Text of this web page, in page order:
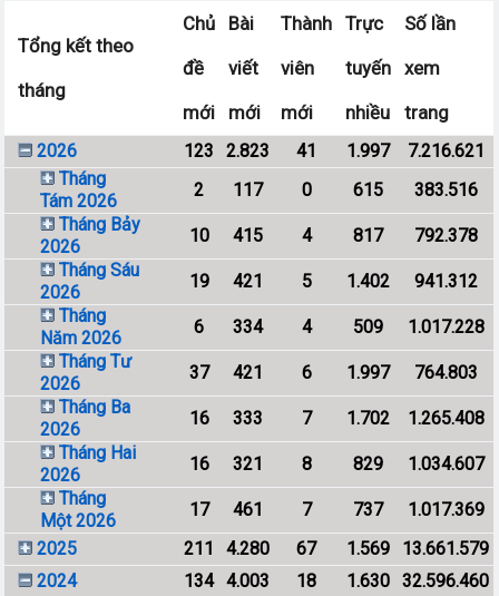
trên máy chủ của diễn đàn)
Tổng kết theo
tháng
Chủ
đề
mới
Bài
viết
mới
Thành
viên
mới
Trực
tuyến
nhiều
Số lần
xem
trang
2026 123 2.823 41 1.997
7.216.621
Tháng
Tám 2026
2 117 0 615
383.516
Tháng Bảy
2026
10 415 4 817
792.378
Tháng Sáu
2026
19 421 5 1.402
941.312
Tháng
Năm 2026
6 334 4 509
1.017.228
Tháng Tư
2026
37 421 6 1.997
764.803
Tháng Ba
2026
16 333 7 1.702
1.265.408
Tháng Hai
2026
16 321 8 829
1.034.607
Tháng
Một 2026
17 461 7 737
1.017.369
2025
211 4.280 67 1.569
13.661.579
2024
134 4.003 18 1.630
32.596.460